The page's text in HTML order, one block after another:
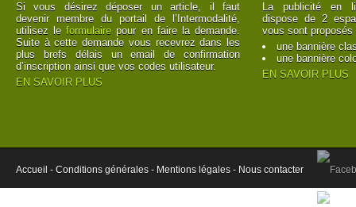
Si vous désirez déposer un article, il faut
devenir membre du portail de l’Intermodalité,
utilisez leformulaire pour en faire la demande.
Suite à cette demande vous recevrez dans les
plus brefs délais un email de confirmation
d’inscription ainsi que vos codes utilisateur.
EN SAVOIR PLUS
La publicité en
dispose de 2
vous sont proposés
une bannière
une bannière
EN SAVOIR PLUS
Accueil - Conditions générales - Mentions légales - Nous contacter